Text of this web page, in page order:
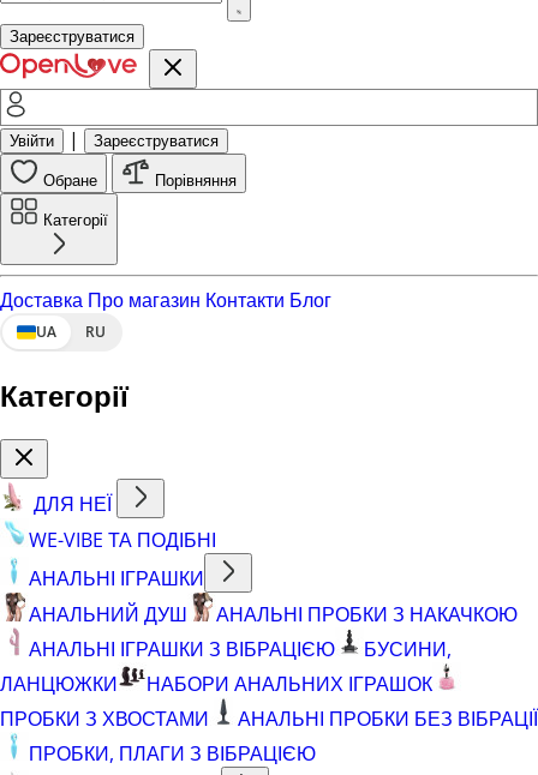
Зареєструватися
Увійти | Зареєструватися
Обране Порівняння
Категорії
Доставка Про магазин Контакти Блог
UA RU
Категорії
ДЛЯ НЕЇ
WE-VIBE ТА ПОДІБНІ
АНАЛЬНІ ІГРАШКИ
АНАЛЬНИЙ ДУШ
АНАЛЬНІ ПРОБКИ З НАКАЧКОЮ
АНАЛЬНІ ІГРАШКИ З ВІБРАЦІЄЮ
БУСИНИ,
ЛАНЦЮЖКИ
НАБОРИ АНАЛЬНИХ ІГРАШОК
ПРОБКИ З ХВОСТАМИ
АНАЛЬНІ ПРОБКИ БЕЗ ВІБРАЦІЇ
ПРОБКИ, ПЛАГИ З ВІБРАЦІЄЮ